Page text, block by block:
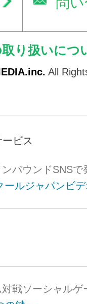
り扱いにつ
All
ビス
バウンドSNSで
ルジャパンビ
戦ソーシャルゲ